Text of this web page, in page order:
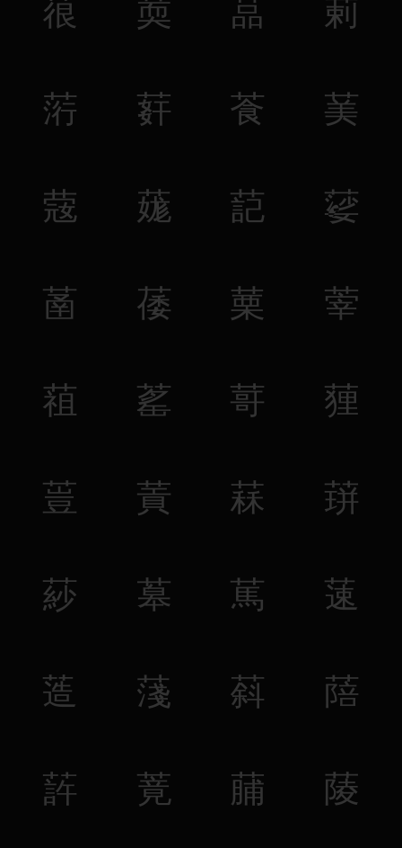
䓳 䓴 䓵 䓶
䓷 䓸 䓹 䓺
䓻 䓼 䓽 䓾
䓿 䔀 䔁 䔂
䔃 䔄 䔅 䔆
䔇 䔈 䔉 䔊
䔋 䔌 䔍 䔎
䔏 䔐 䔑 䔒
䔓 䔔 䔕 䔖